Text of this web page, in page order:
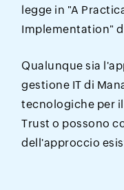
legge in "A
Implementation"
Qualunque sia
gestione IT di
tecnologiche per
Trust o possono
dell'approccio